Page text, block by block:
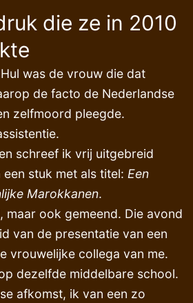
die ze in 2010
was de vrouw die dat
de facto de Nederlandse
zelfmoord pleegde.
schreef ik vrij uitgebreid
stuk met als titel: Een
Marokkanen.
maar ook gemeend. Die avond
van de presentatie van een
vrouwelijke collega van me.
dezelfde middelbare school.
afkomst, ik van een zo